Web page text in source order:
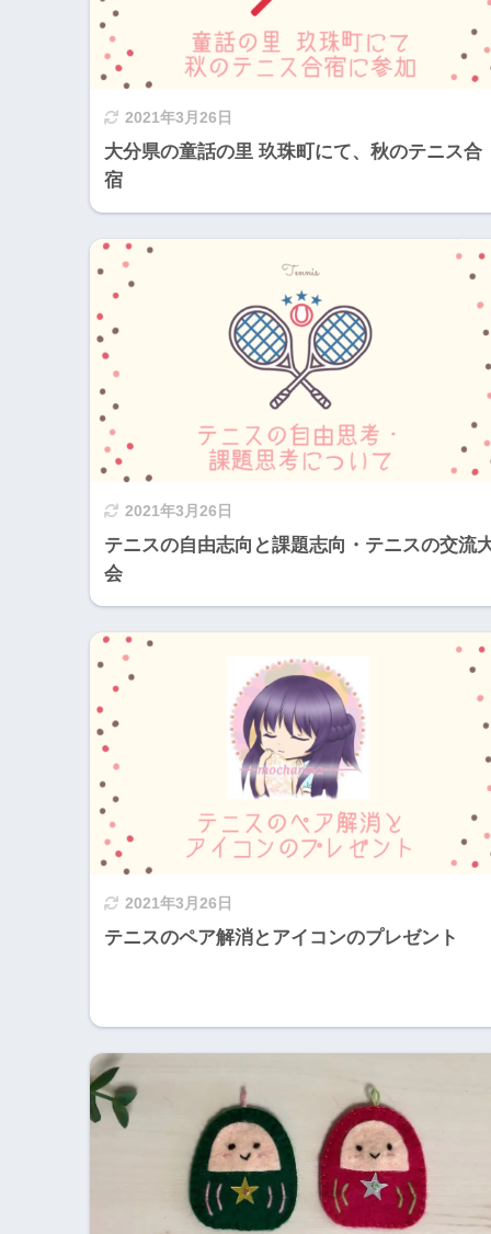
2021年3月26日
大分県の童話の里 玖珠町にて、秋のテニス合
宿
2021年3月26日
テニスの自由志向と課題志向・テニスの交流
会
2021年3月26日
テニスのペア解消とアイコンのプレゼント